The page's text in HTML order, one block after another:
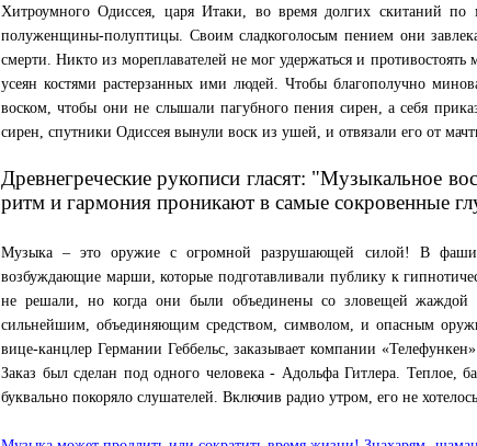
Хитроумного Одиссея, царя Итаки, во время долгих скитаний
полуженщины-полуптицы. Своим сладкоголосым пением они
смерти. Никто из мореплавателей не мог удержаться и
усеян костями растерзанных ими людей. Чтобы благополучно
воском, чтобы они не слышали пагубного пения сирен, а себя
сирен, спутники Одиссея вынули воск из ушей, и отвязали его от
Древнегреческие рукописи гласят: "Музыкальное
ритм и гармония проникают в самые сокровенные
Музыка – это оружие с огромной разрушающей силой! В
возбуждающие марши, которые подготавливали публику к
не решали, но когда они были объединены со зловещей жаждой
сильнейшим, объединяющим средством, символом, и опасным
вице-канцлер Германии Геббельс, заказывает компании
Заказ был сделан под одного человека - Адольфа Гитлера. Теплое,
буквально покоряло слушателей. Включив радио утром, его не